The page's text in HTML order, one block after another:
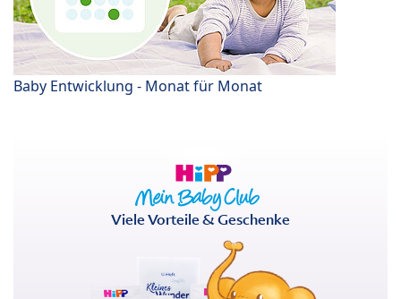
Baby Entwicklung - Monat für Monat
Viele Vorteile & Geschenke